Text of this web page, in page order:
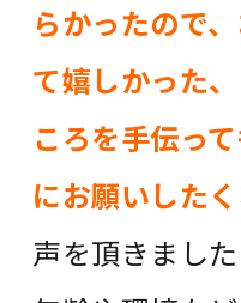
らかったので
て嬉しかった
ころを手伝っ
にお願いした
声を頂きました